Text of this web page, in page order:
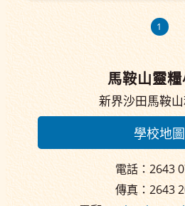
1
馬鞍山靈
新界沙田馬鞍
學校地圖
電話：2643
傳真：2643